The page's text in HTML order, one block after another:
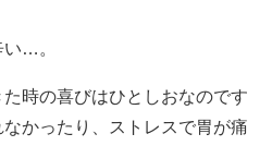
い…。
時の喜びはひとしおなのです
かったり、ストレスで胃が痛